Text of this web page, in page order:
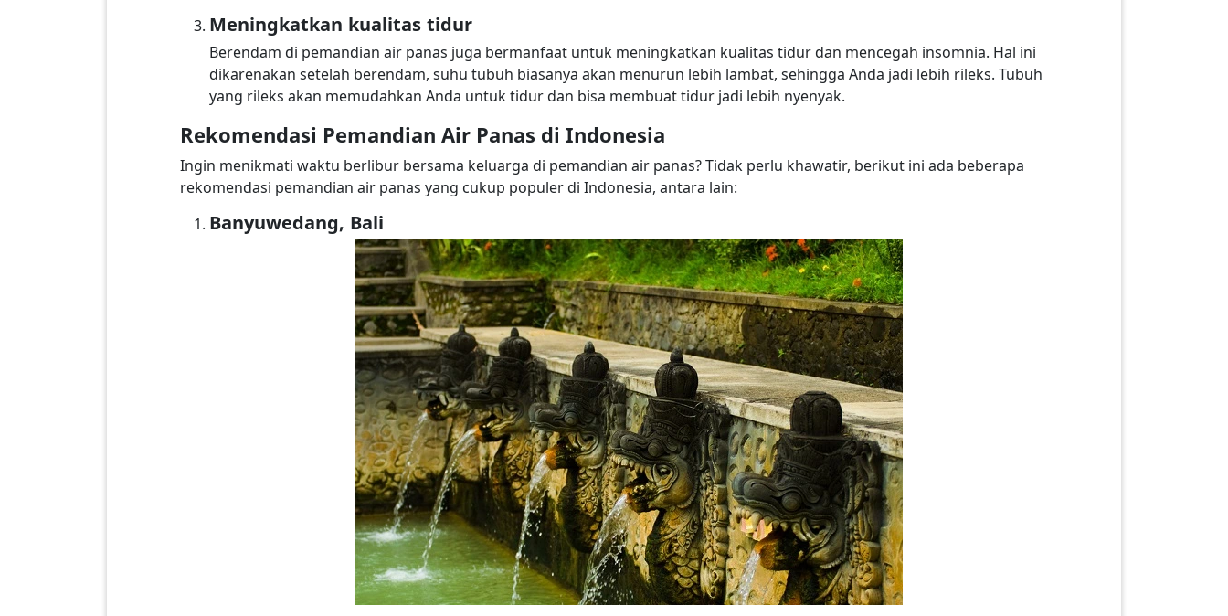
Meningkatkan kualitas tidur
Berendam di pemandian air panas juga bermanfaat untuk meningkatkan kualitas tidur dan mencegah insomnia. Hal ini
dikarenakan setelah berendam, suhu tubuh biasanya akan menurun lebih lambat, sehingga Anda jadi lebih rileks. Tubuh
yang rileks akan memudahkan Anda untuk tidur dan bisa membuat tidur jadi lebih nyenyak.
Rekomendasi Pemandian Air Panas di Indonesia
Ingin menikmati waktu berlibur bersama keluarga di pemandian air panas? Tidak perlu khawatir, berikut ini ada beberapa
rekomendasi pemandian air panas yang cukup populer di Indonesia, antara lain:
Banyuwedang, Bali